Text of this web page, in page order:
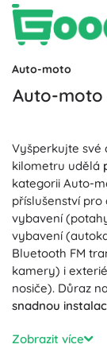
Auto-moto
Auto-moto
Vyšperkujte své
kilometru udělá
kategorii Auto-
příslušenství
vybavení
vybavení
Bluetooth FM
kamery) i
nosiče). Důraz na
snadnou
Spolehlivý start
nabíjení–
Zobrazit více